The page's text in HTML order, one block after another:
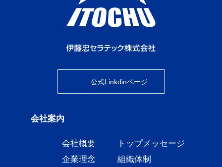
公式Linkdinページ
会社案内
会社概要
トップメッセージ
企業理念
組織体制